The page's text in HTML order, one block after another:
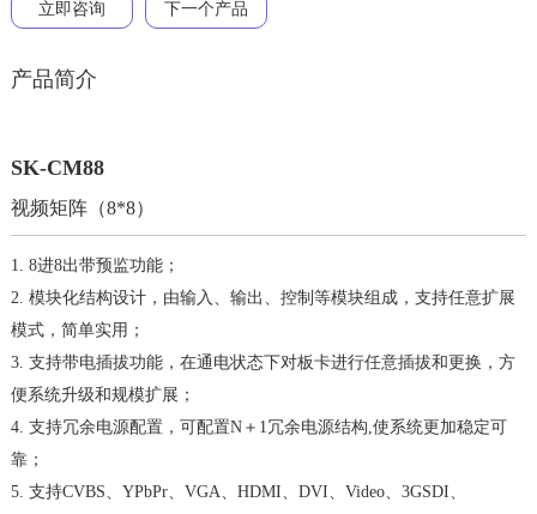
立即咨询 下一个产品
产品简介
SK-CM88
视频矩阵（8*8）
1. 8进8出带预监功能；
2. 模块化结构设计，由输入、输出、控制等模块组成，支持任意扩展
模式，简单实用；
3. 支持带电插拔功能，在通电状态下对板卡进行任意插拔和更换，方
便系统升级和规模扩展；
4. 支持冗余电源配置，可配置N＋1冗余电源结构,使系统更加稳定可
靠；
5. 支持CVBS、YPbPr、VGA、HDMI、DVI、Video、3GSDI、